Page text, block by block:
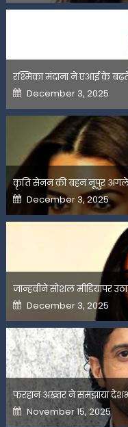
रश्मिका मंदाना ने एआई के
Posted
on
December 3, 2025
कृति सेनन की बहन नूपुर अगले
Posted
on
December 3, 2025
जान्हवीने सोशल मीडियापर
Posted
on
December 3, 2025
फरहान अख्तर ने समझाया
Posted
on
November 15, 2025